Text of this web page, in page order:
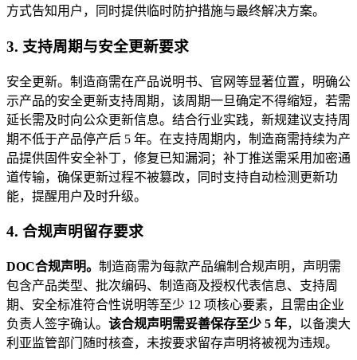
方式告知用户，同时提供临时防护措施与最终解决方案。
3. 支持周期与安全更新要求
安全更新。制造商需在产品说明书、官网等显著位置，明确公
示产品的安全更新支持周期，该周期一旦确定不得缩短，若需
延长需及时向公众更新信息。结合行业实践，新规建议支持周
期不低于产品停产后 5 年。在支持周期内，制造商需持续为产
品提供固件安全补丁，修复已知漏洞；补丁推送需采用加密通
道传输，确保更新过程不被篡改，同时支持自动检测更新功
能，提醒用户及时升级。
4. 合规声明留存要求
DOC合规声明。 制造商需为每款产品编制合规声明，声明需
包含产品类型、批次编码、制造商及授权代表信息、支持周
期、安全标准符合性说明等至少 12 项核心要素，且需由企业
负责人签字确认。 该合规声明需妥善保存至少 5 年，以备澳大
利亚监管部门随时核查，未按要求留存声明将被视为违规。